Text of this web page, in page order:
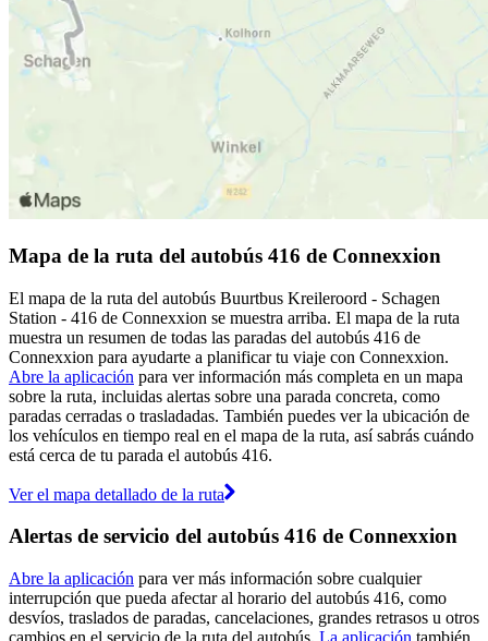
Mapa de la ruta del autobús 416 de Connexxion
El mapa de la ruta del autobús Buurtbus Kreileroord - Schagen
Station - 416 de Connexxion se muestra arriba. El mapa de la ruta
muestra un resumen de todas las paradas del autobús 416 de
Connexxion para ayudarte a planificar tu viaje con Connexxion.
Abre la aplicación para ver información más completa en un mapa
sobre la ruta, incluidas alertas sobre una parada concreta, como
paradas cerradas o trasladadas. También puedes ver la ubicación de
los vehículos en tiempo real en el mapa de la ruta, así sabrás cuándo
está cerca de tu parada el autobús 416.
Ver el mapa detallado de la ruta
Alertas de servicio del autobús 416 de Connexxion
Abre la aplicación para ver más información sobre cualquier
interrupción que pueda afectar al horario del autobús 416, como
desvíos, traslados de paradas, cancelaciones, grandes retrasos u otros
cambios en el servicio de la ruta del autobús. La aplicación también